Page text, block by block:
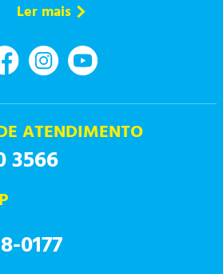
Ler mais
ATENDIMENTO
3566
0177